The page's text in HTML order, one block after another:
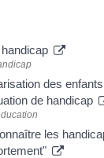
des
de handicap
les